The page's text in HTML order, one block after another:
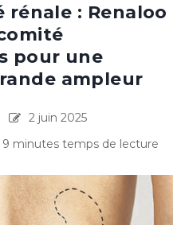
rénale : Renaloo
pour une
ampleur
2 juin 2025
9 minutes temps de lecture